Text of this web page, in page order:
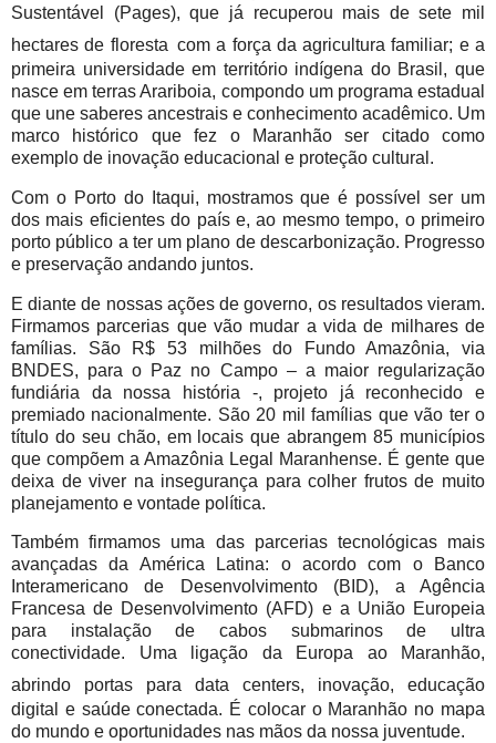
Sustentável (Pages), que já recuperou mais de sete mil
hectares de floresta com a força da agricultura familiar; e a
primeira universidade em território indígena do Brasil, que
nasce em terras Arariboia, compondo um programa estadual
que une saberes ancestrais e conhecimento acadêmico. Um
marco histórico que fez o Maranhão ser citado como
exemplo de inovação educacional e proteção cultural.
Com o Porto do Itaqui, mostramos que é possível ser um
dos mais eficientes do país e, ao mesmo tempo, o primeiro
porto público a ter um plano de descarbonização. Progresso
e preservação andando juntos.
E diante de nossas ações de governo, os resultados vieram.
Firmamos parcerias que vão mudar a vida de milhares de
famílias. São R$ 53 milhões do Fundo Amazônia, via
BNDES, para o Paz no Campo – a maior regularização
fundiária da nossa história -, projeto já reconhecido e
premiado nacionalmente. São 20 mil famílias que vão ter o
título do seu chão, em locais que abrangem 85 municípios
que compõem a Amazônia Legal Maranhense. É gente que
deixa de viver na insegurança para colher frutos de muito
planejamento e vontade política.
Também firmamos uma das parcerias tecnológicas mais
avançadas da América Latina: o acordo com o Banco
Interamericano de Desenvolvimento (BID), a Agência
Francesa de Desenvolvimento (AFD) e a União Europeia
para instalação de cabos submarinos de ultra
conectividade. Uma ligação da Europa ao Maranhão,
abrindo portas para data centers, inovação, educação
digital e saúde conectada. É colocar o Maranhão no mapa
do mundo e oportunidades nas mãos da nossa juventude.